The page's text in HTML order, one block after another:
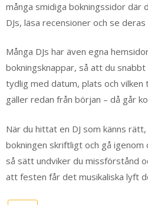
många smidiga bokningssidor där
DJs, läsa recensioner och se
Många DJs har även egna
bokningsknappar, så att du snabbt
tydlig med datum, plats och
gäller redan från början – då går
När du hittat en DJ som känns
bokningen skriftligt och gå igenom
så sätt undviker du missförstånd
att festen får det musikaliska lyft